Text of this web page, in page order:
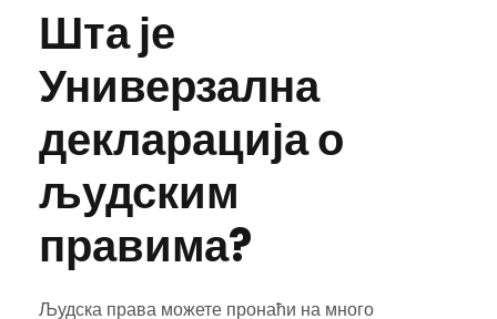
Шта је
Универзална
декларација о
људским
правима?
Људска права можете пронаћи на много